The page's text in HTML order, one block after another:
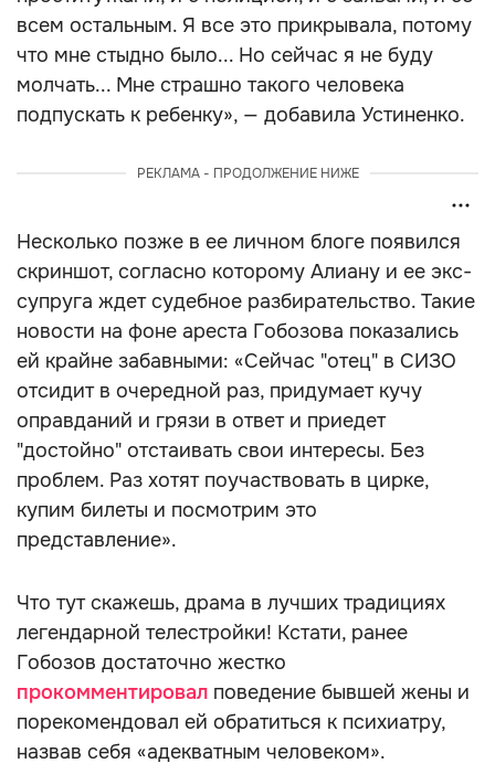
всем остальным. Я все это прикрывала, потому
что мне стыдно было... Но сейчас я не буду
молчать... Мне страшно такого человека
подпускать к ребенку», — добавила Устиненко.
РЕКЛАМА - ПРОДОЛЖЕНИЕ НИЖЕ
Несколько позже в ее личном блоге появился
скриншот, согласно которому Алиану и ее экс-
супруга ждет судебное разбирательство. Такие
новости на фоне ареста Гобозова показались
ей крайне забавными: «Сейчас "отец" в СИЗО
отсидит в очередной раз, придумает кучу
оправданий и грязи в ответ и приедет
"достойно" отстаивать свои интересы. Без
проблем. Раз хотят поучаствовать в цирке,
купим билеты и посмотрим это
представление».
Что тут скажешь, драма в лучших традициях
легендарной телестройки! Кстати, ранее
Гобозов достаточно жестко
прокомментировал поведение бывшей жены и
порекомендовал ей обратиться к психиатру,
назвав себя «адекватным человеком».